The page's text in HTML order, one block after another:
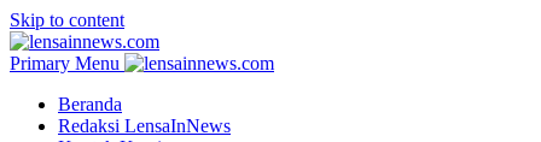
Skip to content
Primary Menu
Beranda
Redaksi LensaInNews